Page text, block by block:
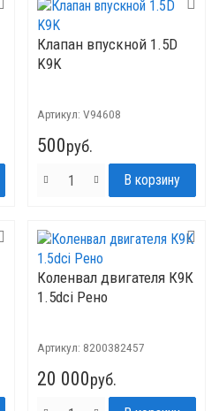
Клапан впускной 1.5D
K9K
Артикул: V94608
500руб.
Коленвал двигателя К9К
1.5dci Рено
Артикул: 8200382457
20 000руб.